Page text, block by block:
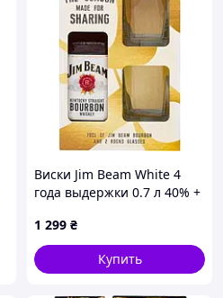
Виски Jim Beam White 4
года выдержки 0.7 л 40% +
упаковке (5010278104190)
1 299 ₴
Купить